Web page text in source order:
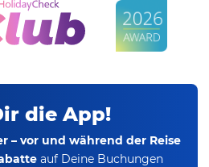
die App!
– vor und während der Reise
auf Deine Buchungen